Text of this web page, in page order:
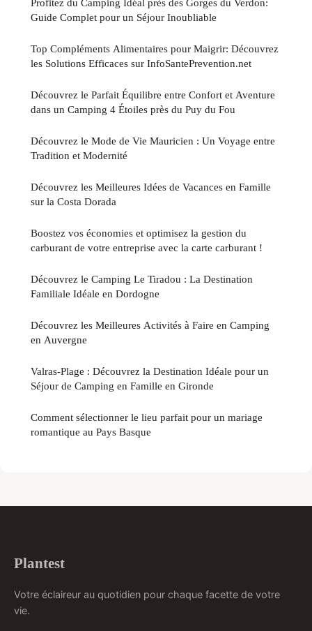
Profitez du Camping Idéal près des Gorges du Verdon:
Guide Complet pour un Séjour Inoubliable
Top Compléments Alimentaires pour Maigrir: Découvrez
les Solutions Efficaces sur InfoSantePrevention.net
Découvrez le Parfait Équilibre entre Confort et Aventure
dans un Camping 4 Étoiles près du Puy du Fou
Découvrez le Mode de Vie Mauricien : Un Voyage entre
Tradition et Modernité
Découvrez les Meilleures Idées de Vacances en Famille
sur la Costa Dorada
Boostez vos économies et optimisez la gestion du
carburant de votre entreprise avec la carte carburant !
Découvrez le Camping Le Tiradou : La Destination
Familiale Idéale en Dordogne
Découvrez les Meilleures Activités à Faire en Camping
en Auvergne
Valras-Plage : Découvrez la Destination Idéale pour un
Séjour de Camping en Famille en Gironde
Comment sélectionner le lieu parfait pour un mariage
romantique au Pays Basque
Plantest
Votre éclaireur au quotidien pour chaque facette de votre
vie.